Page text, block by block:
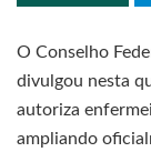
O Conselho
divulgou nesta
autoriza
ampliando